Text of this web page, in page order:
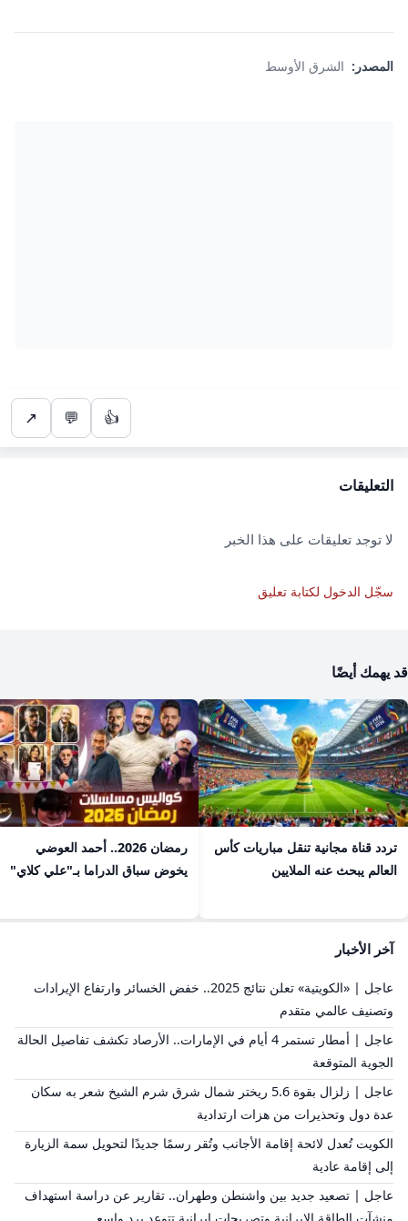
المصدر: الشرق الأوسط
👍
💬
↗
التعليقات
لا توجد تعليقات على هذا الخبر
سجّل الدخول لكتابة تعليق
قد يهمك أيضًا
تردد قناة مجانية تنقل مباريات كأس
العالم يبحث عنه الملايين
رمضان 2026.. أحمد العوضي
يخوض سباق الدراما بـ"علي كلاي"
آخر الأخبار
عاجل | «الكويتية» تعلن نتائج 2025.. خفض الخسائر وارتفاع الإيرادات
وتصنيف عالمي متقدم
عاجل | أمطار تستمر 4 أيام في الإمارات.. الأرصاد تكشف تفاصيل الحالة
الجوية المتوقعة
عاجل | زلزال بقوة 5.6 ريختر شمال شرق شرم الشيخ شعر به سكان
عدة دول وتحذيرات من هزات ارتدادية
الكويت تُعدل لائحة إقامة الأجانب وتُقر رسمًا جديدًا لتحويل سمة الزيارة
إلى إقامة عادية
عاجل | تصعيد جديد بين واشنطن وطهران.. تقارير عن دراسة استهداف